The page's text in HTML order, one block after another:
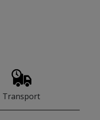
Transport